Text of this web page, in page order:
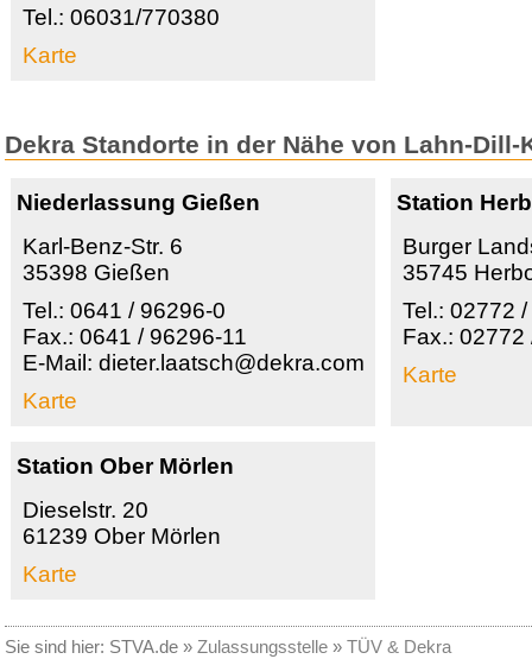
Tel.: 06031/770380
Karte
Dekra Standorte in der Nähe von Lahn-Dill-
Niederlassung Gießen
Karl-Benz-Str. 6
35398 Gießen
Tel.: 0641 / 96296-0
Fax.: 0641 / 96296-11
E-Mail: dieter.laatsch@dekra.com
Karte
Station
Burger
35745
Tel.: 02772
Fax.: 02772
Karte
Station Ober Mörlen
Dieselstr. 20
61239 Ober Mörlen
Karte
Sie sind hier: STVA.de » Zulassungsstelle » TÜV & Dekra